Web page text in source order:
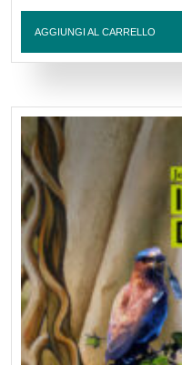
AGGIUNGI AL CARRELLO